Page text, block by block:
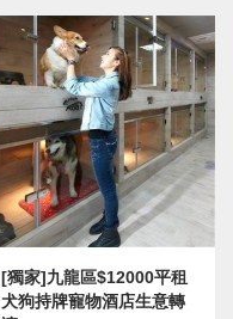
[獨家]九龍區$12000平租
犬狗持牌寵物酒店生意轉